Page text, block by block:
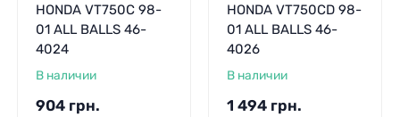
HONDA VT750C 98-
01 ALL BALLS 46-
4024
В наличии
904 грн.
HONDA VT750CD 98-
01 ALL BALLS 46-
4026
В наличии
1 494 грн.